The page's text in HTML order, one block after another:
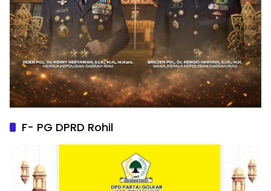
F- PG DPRD Rohil